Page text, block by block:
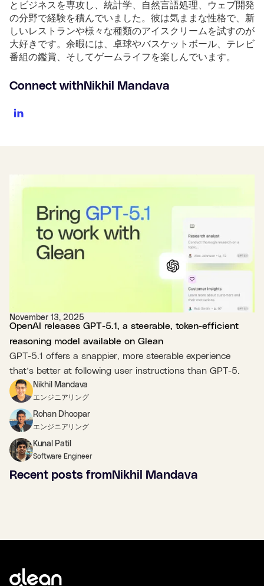
とビジネスを専攻し、統計学、自然言語処理、ウェブ開発
の分野で経験を積んでいました。彼は気ままな性格で、新
しいレストランや様々な種類のアイスクリームを試すのが
大好きです。余暇には、卓球やバスケットボール、テレビ
番組の鑑賞、そしてゲームライフを楽しんでいます。
Connect with Nikhil Mandava
Recent posts fromNikhil Mandava
November 13, 2025
OpenAI releases GPT-5.1, a steerable, token-efficient
reasoning model available on Glean
GPT-5.1 offers a snappier, more steerable experience
that’s better at following user instructions than GPT-5.
Nikhil Mandava
エンジニアリング
Rohan Dhoopar
エンジニアリング
Kunal Patil
Software Engineer